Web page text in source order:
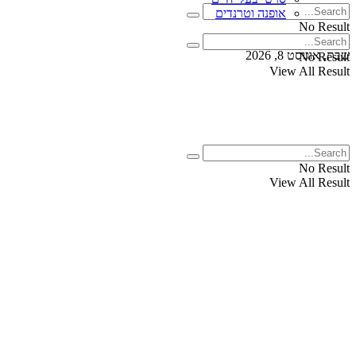
No Result
View All Result
שבת, אוגוסט 8, 2026
אופנה וטרנדים
No Result
View All Result
No Result
View All Result